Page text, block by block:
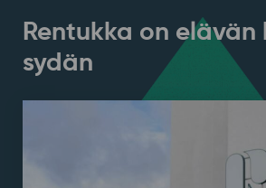
Rentukka on elävän
sydän